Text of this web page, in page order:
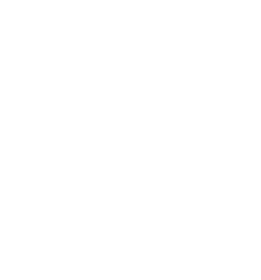
"Razbijen prozor na
Metohiji, posebno
Aljbin Kurti i njegov
Dodaje se da četvrt
međunarodne
danas žele da